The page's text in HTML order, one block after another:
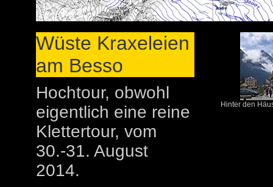
Wüste Kraxeleien
am Besso
Hinter den
Hochtour, obwohl
eigentlich eine reine
Klettertour, vom
30.-31. August
2014.